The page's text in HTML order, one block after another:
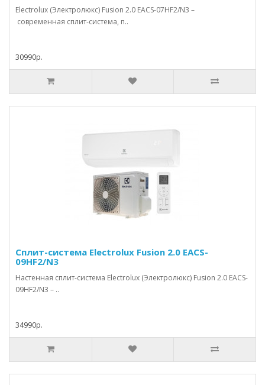
Electrolux (Электролюкс) Fusion 2.0 EACS-07HF2/N3 –
современная сплит-система, п..
30990р.
Сплит-система Electrolux Fusion 2.0 EACS-
09HF2/N3
Настенная сплит-система Electrolux (Электролюкс) Fusion 2.0 EACS-
09HF2/N3 – ..
34990р.